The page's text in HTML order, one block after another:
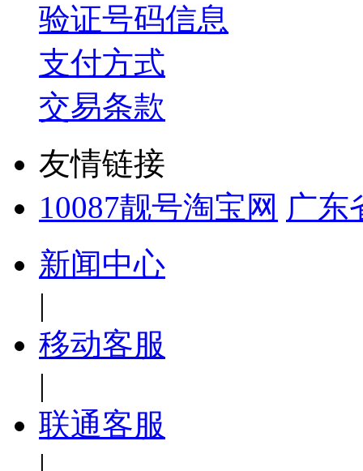
验证号码信息
支付方式
交易条款
友情链接
10087靓号淘宝网 广东
新闻中心
|
移动客服
|
联通客服